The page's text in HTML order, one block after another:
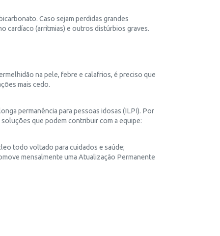
Caso sejam perdidas grandes
cardíaco (arritmias) e outros distúrbios graves.
na pele, febre e calafrios, é preciso que
mais cedo.
permanência para pessoas idosas (ILPI). Por
que podem contribuir com a equipe:
todo voltado para cuidados e saúde;
mensalmente uma Atualização Permanente